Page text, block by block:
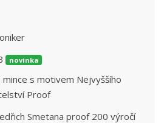
novinka
s motivem Nejvyššího
Proof
Smetana proof 200 výročí